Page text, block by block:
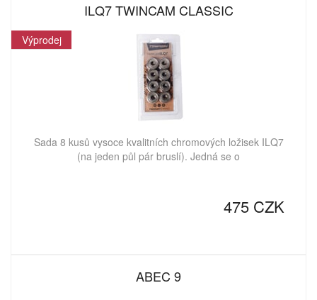
Výprodej
ILQ7 TWINCAM CLASSIC
Sada 8 kusů vysoce kvalitních chromových ložisek ILQ7
(na jeden půl pár bruslí). Jedná se o
475 CZK
ABEC 9